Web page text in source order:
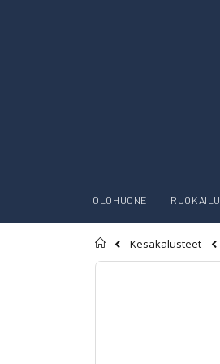
OLOHUONE RUOKAILU
Etusivu
Kesäkalusteet
Skip